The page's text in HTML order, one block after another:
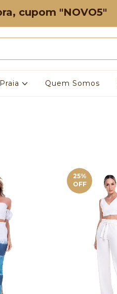
cupom "NOVO5"
Quem Somos
25%
OFF